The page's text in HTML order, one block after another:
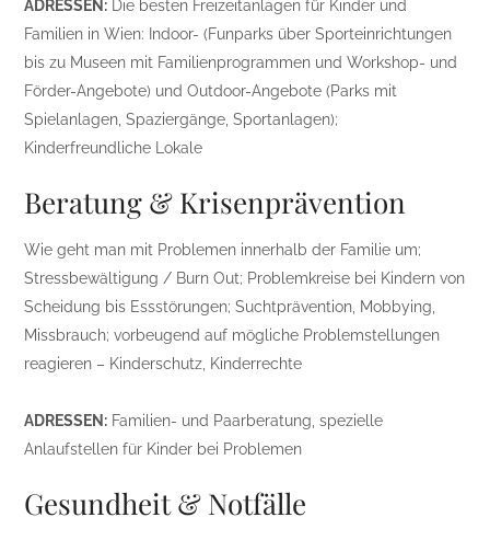
ADRESSEN: Die besten Freizeitanlagen für Kinder und
Familien in Wien: Indoor- (Funparks über Sporteinrichtungen
bis zu Museen mit Familienprogrammen und Workshop- und
Förder-Angebote) und Outdoor-Angebote (Parks mit
Spielanlagen, Spaziergänge, Sportanlagen);
Kinderfreundliche Lokale
Beratung & Krisenprävention
Wie geht man mit Problemen innerhalb der Familie um;
Stressbewältigung / Burn Out; Problemkreise bei Kindern von
Scheidung bis Essstörungen; Suchtprävention, Mobbying,
Missbrauch; vorbeugend auf mögliche Problemstellungen
reagieren – Kinderschutz, Kinderrechte
ADRESSEN: Familien- und Paarberatung, spezielle
Anlaufstellen für Kinder bei Problemen
Gesundheit & Notfälle